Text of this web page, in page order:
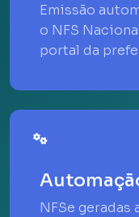
Emissão
o NFS
portal da
NFSe geradas